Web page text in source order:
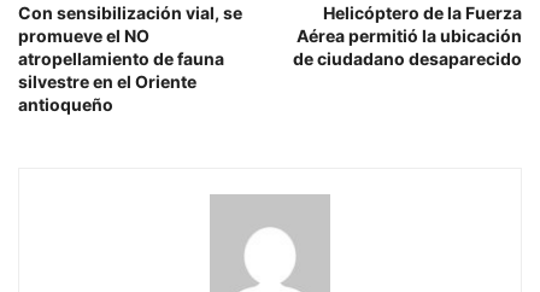
Con sensibilización vial, se
promueve el NO
atropellamiento de fauna
silvestre en el Oriente
antioqueño
Helicóptero de la Fuerza
Aérea permitió la ubicación
de ciudadano desaparecido